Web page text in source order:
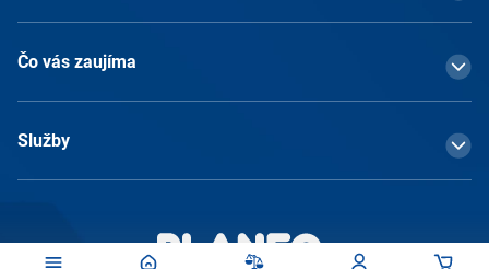
Čo vás zaujíma
Služby